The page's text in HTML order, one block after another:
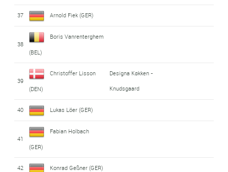
37 Arnold Fiek (GER)
38
Boris Vanrenterghem
(BEL)
39
Christoffer Lisson
(DEN)
Designa Køkken -
Knudsgaard
40 Lukas Löer (GER)
41
Fabian Holbach
(GER)
42 Konrad Geßner (GER)